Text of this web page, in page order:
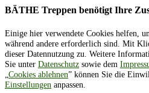
BÄTHE Treppen benötigt Ihre
Einige hier verwendete Cookies helfen,
während andere erforderlich sind. Mit
dieser Datennutzung zu. Weitere
Sie unter Datenschutz sowie dem
„Cookies ablehnen” können Sie die
Einstellungen anpassen.